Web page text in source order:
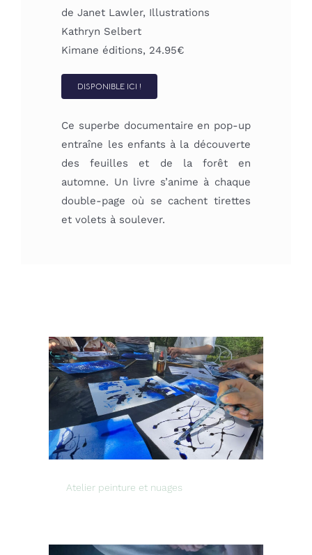
de Janet Lawler, Illustrations
Kathryn Selbert
Kimane éditions, 24.95€
DISPONIBLE ICI !
Ce superbe documentaire en pop-up
entraîne les enfants à la découverte
des feuilles et de la forêt en
automne. Un livre s’anime à chaque
double-page où se cachent tirettes
et volets à soulever.
Atelier peinture et nuages